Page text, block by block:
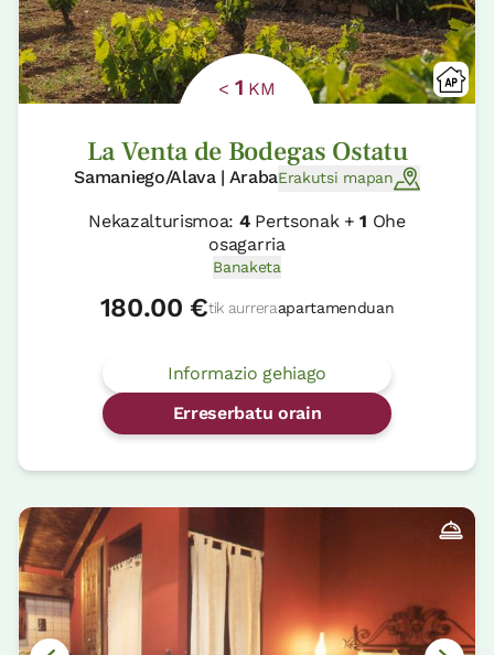
< 1 KM
La Venta de Bodegas Ostatu
Samaniego/Alava | ArabaErakutsi mapan
Nekazalturismoa: 4Pertsonak +1 Ohe
osagarria
Banaketa
180.00 €tik aurreraapartamenduan
Informazio gehiago
Erreserbatu orain